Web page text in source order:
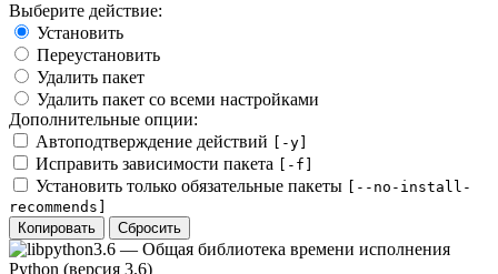
Выберите действие:
Установить
Переустановить
Удалить пакет
Удалить пакет со всеми настройками
Дополнительные опции:
Автоподтверждение действий
[-y]
Исправить зависимости пакета [-f]
Установить только обязательные пакеты
[--no-install-
recommends]
Копировать
Сбросить